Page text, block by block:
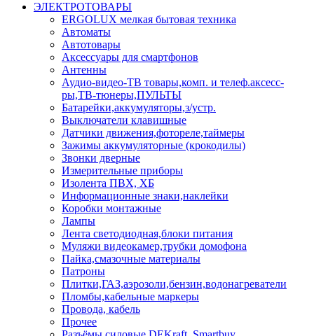
ЭЛЕКТРОТОВАРЫ
ERGOLUX мелкая бытовая техника
Автоматы
Автотовары
Аксессуары для смартфонов
Антенны
Аудио-видео-ТВ товары,комп. и телеф.аксесс-
ры,ТВ-тюнеры,ПУЛЬТЫ
Батарейки,аккумуляторы,з/устр.
Выключатели клавишные
Датчики движения,фотореле,таймеры
Зажимы аккумуляторные (крокодилы)
Звонки дверные
Измерительные приборы
Изолента ПВХ, ХБ
Информационные знаки,наклейки
Коробки монтажные
Лампы
Лента светодиодная,блоки питания
Муляжи видеокамер,трубки домофона
Пайка,смазочные материалы
Патроны
Плитки,ГАЗ,аэрозоли,бензин,водонагреватели
Пломбы,кабельные маркеры
Провода, кабель
Прочее